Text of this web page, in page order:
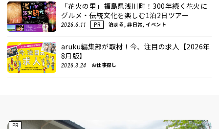
「花火の里」福島県浅川町！300年続く花火に
グルメ・伝統文化を楽しむ1泊2日ツアー
2026.6.11 PR 泊まる, 非日常, イベント
aruku編集部が取材！今、注目の求人【2026年
8月版】
2026.3.24 お仕事探し
PR